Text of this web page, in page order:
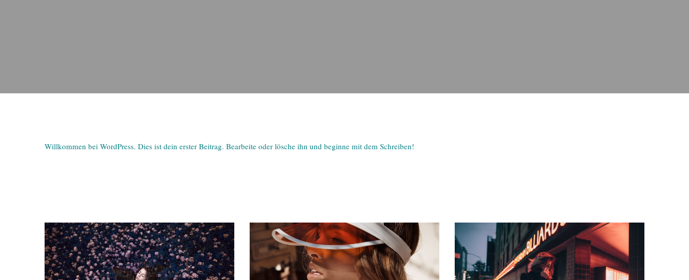
Willkommen bei WordPress. Dies ist dein erster Beitrag. Bearbeite oder lösche ihn und beginne mit dem Schreiben!